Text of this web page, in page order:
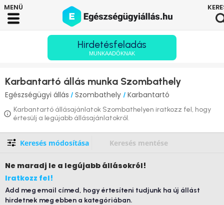
Hirdetésfeladás
MUNKAADÓKNAK
Karbantartó állás munka Szombathely
Egészségügyi állás / Szombathely / Karbantartó
Karbantartó állásajánlatok Szombathelyen iratkozz fel, hogy
értesülj a legújabb állásajánlatokról.
Keresés módosítása Keresés mentése
Ne maradj le a legújabb állásokról!
Iratkozz fel!
Add meg email címed, hogy értesíteni tudjunk ha új állást
hirdetnek meg ebben a kategóriában.